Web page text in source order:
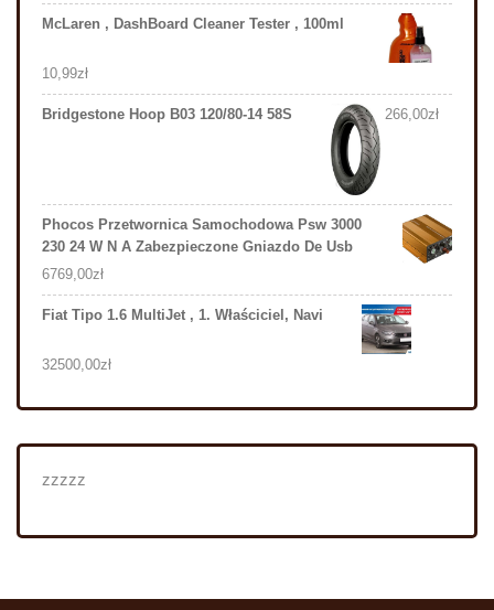
McLaren , DashBoard Cleaner Tester , 100ml
10,99zł
Bridgestone Hoop B03 120/80-14 58S 266,00zł
Phocos Przetwornica Samochodowa Psw 3000
230 24 W N A Zabezpieczone Gniazdo De Usb
6769,00zł
Fiat Tipo 1.6 MultiJet , 1. Właściciel, Navi
32500,00zł
zzzzz